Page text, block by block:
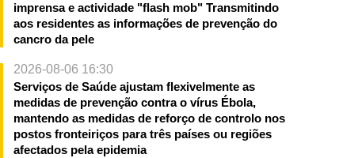
imprensa e actividade "flash mob" Transmitindo
aos residentes as informações de prevenção do
cancro da pele
2026-08-06 16:30
Serviços de Saúde ajustam flexivelmente as
medidas de prevenção contra o vírus Ébola,
mantendo as medidas de reforço de controlo nos
postos fronteiriços para três países ou regiões
afectados pela epidemia